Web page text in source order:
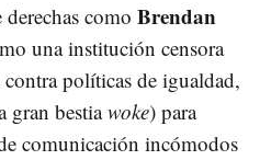
como Brendan
una institución censora
políticas de igualdad,
gran bestiawoke) para
comunicación incómodos